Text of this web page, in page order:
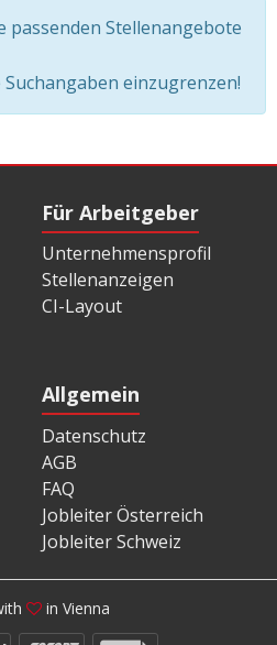
passenden Stellenangebote
einzugrenzen!
Für Arbeitgeber
Unternehmensprofil
Stellenanzeigen
CI-Layout
Allgemein
Datenschutz
AGB
FAQ
Jobleiter Österreich
Jobleiter Schweiz
in Vienna